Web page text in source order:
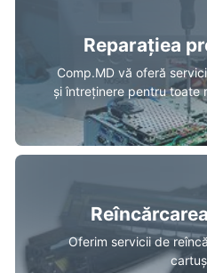
Reparațiea
Comp.MD vă oferă
și întreținere pentru toate
Oferim servicii de